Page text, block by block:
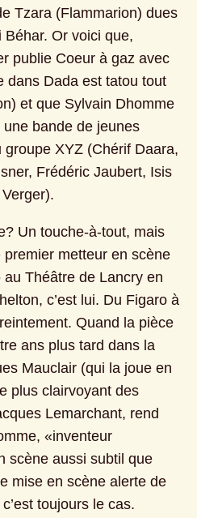
Tzara (Flammarion) dues
Or voici que,
publie Coeur à gaz avec
dans Dada est tatou tout
et que Sylvain Dhomme
bande de jeunes
XYZ (Chérif Daara,
Frédéric Jaubert, Isis
Un touche-à-tout, mais
premier metteur en scène
Théâtre de Lancry en
c’est lui. Du Figaro à
Quand la pièce
ans plus tard dans la
Mauclair (qui la joue en
plus clairvoyant des
Lemarchant, rend
«inventeur
scène aussi subtil que
mise en scène alerte de
toujours le cas.